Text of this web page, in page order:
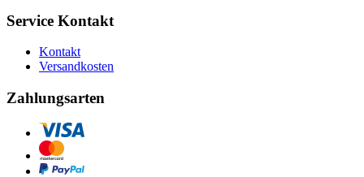
Service Kontakt
Kontakt
Versandkosten
Zahlungsarten